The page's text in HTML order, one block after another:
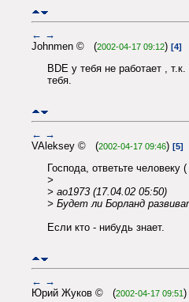
← →
Johnmen © (2002-04-17 09:12) [4]
BDE у тебя не работает ,
тебя.
← →
VAleksey © (2002-04-17 09:46) [5]
Господа, ответьте человеку
>
> ao1973 (17.04.02 05:50)
> Будет ли Борланд
Если кто - нибудь знает.
← →
Юрий Жуков © (2002-04-17 09:51)